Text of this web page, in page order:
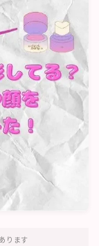
ります